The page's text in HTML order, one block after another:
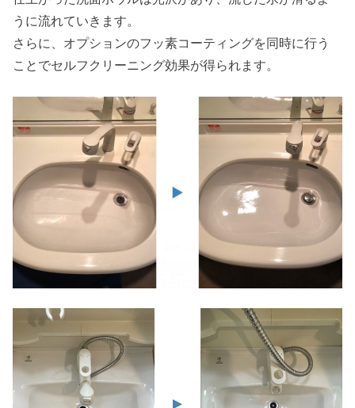
うに流れていきます。
さらに、オプションのフッ素コーティングを同時に行う
ことでセルフクリーニング効果が得られます。